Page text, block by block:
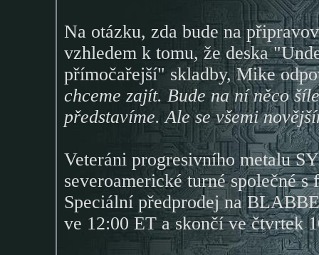
Na otázku, zda bude na
vzhledem k tomu, že deska
přímočařejší" skladby, Mike
chceme zajít. Bude na ní něco
představíme. Ale se všemi
Veteráni progresivního metalu
severoamerické turné společné
Speciální předprodej na
ve 12:00 ET a skončí ve čtvrtek